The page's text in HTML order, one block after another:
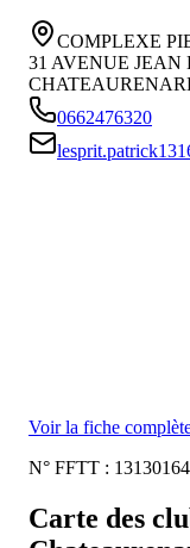
COMPLEXE
31 AVENUE
0662476320
Voir la fiche
N° FFTT : 13130164
Carte des